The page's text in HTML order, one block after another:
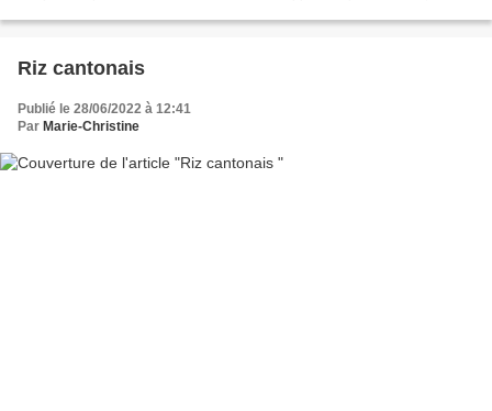
Riz cantonais
Publié le 28/06/2022 à 12:41
Par Marie-Christine